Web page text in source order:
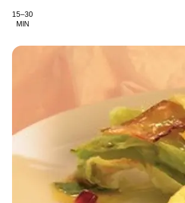
Kochdauer
15–30
MIN